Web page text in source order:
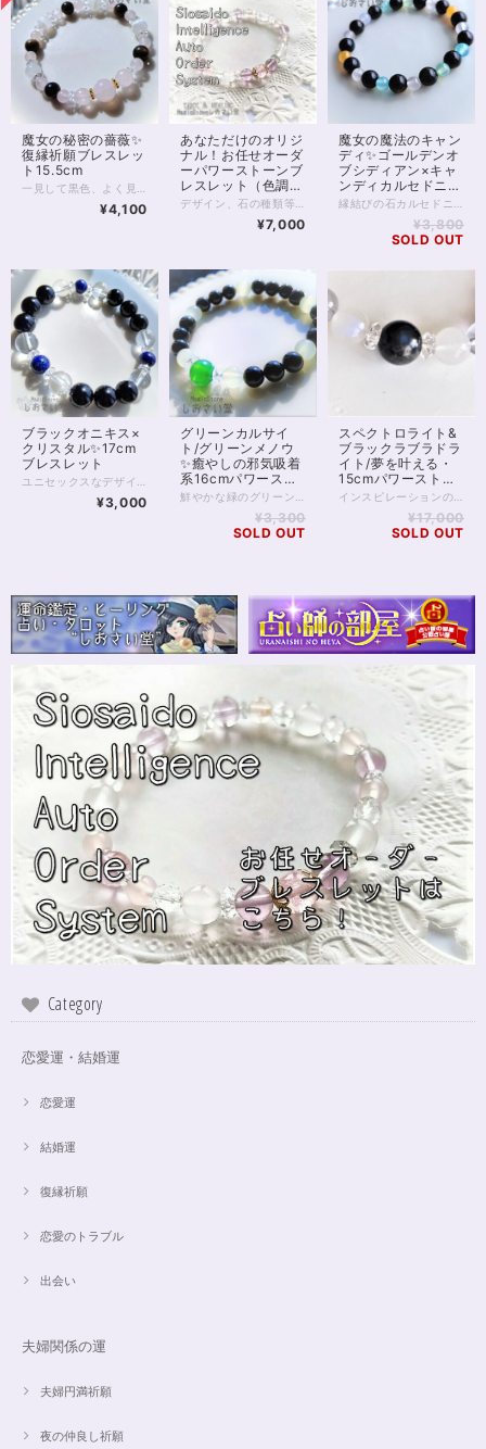
魔女の秘密の薔薇✨
復縁祈願ブレスレッ
ト15.5cm
¥4,100
あなただけのオリジ
ナル！お任せオーダ
ーパワーストーンブ
レスレット（色調選
択可）
¥7,000
魔女の魔法のキャン
ディ✨ゴールデンオ
ブシディアン×キャ
ンディカルセドニー
ブレスレット
¥3,800
SOLD OUT
ブラックオニキス×
クリスタル✨17cm
ブレスレット
¥3,000
グリーンカルサイ
ト/グリーンメノウ
✨癒やしの邪気吸着
系16cmパワースト
ーンブレスレット
¥3,300
SOLD OUT
スペクトロライト&
ブラックラブラドラ
イト/夢を叶える・
15cmパワーストー
ンブレスレット
¥17,000
SOLD OUT
Category
恋愛運・結婚運
恋愛運
結婚運
復縁祈願
恋愛のトラブル
出会い
夫婦関係の運
夫婦円満祈願
夜の仲良し祈願